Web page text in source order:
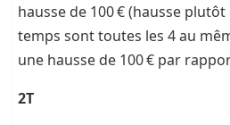
hausse de 100 € (hausse
temps sont toutes les 4 au
une hausse de 100 € par
2T